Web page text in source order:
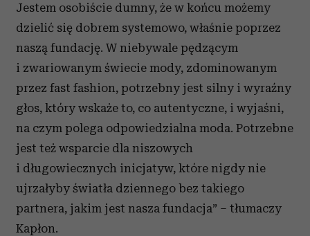
Jestem osobiście dumny, że w końcu możemy
dzielić się dobrem systemowo, właśnie poprzez
naszą fundację. W niebywale pędzącym
i zwariowanym świecie mody, zdominowanym
przez fast fashion, potrzebny jest silny i wyraźny
głos, który wskaże to, co autentyczne, i wyjaśni,
na czym polega odpowiedzialna moda. Potrzebne
jest też wsparcie dla niszowych
i długowiecznych inicjatyw, które nigdy nie
ujrzałyby światła dziennego bez takiego
partnera, jakim jest nasza fundacja” – tłumaczy
Kapłon.